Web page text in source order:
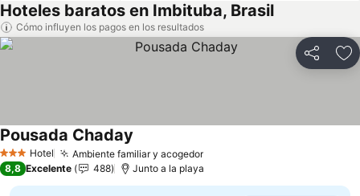
Hoteles baratos en Imbituba, Brasil
Cómo influyen los pagos en los resultados
Compartir
3 Estrellas
Hotel Ambiente familiar y acogedor
Pousada Chaday
8,8 Excelente 488 Junto a la playa